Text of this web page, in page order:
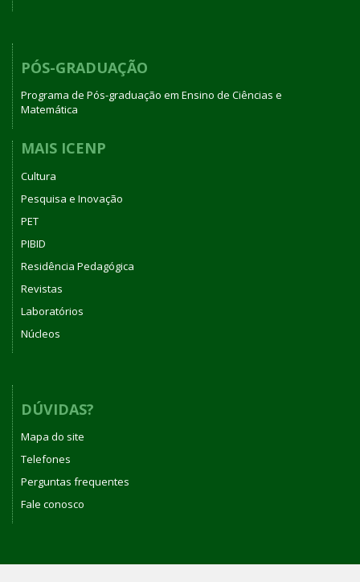
PÓS-GRADUAÇÃO
Programa de Pós-graduação em Ensino de Ciências e
Matemática
MAIS ICENP
Cultura
Pesquisa e Inovação
PET
PIBID
Residência Pedagógica
Revistas
Laboratórios
Núcleos
DÚVIDAS?
Mapa do site
Telefones
Perguntas frequentes
Fale conosco